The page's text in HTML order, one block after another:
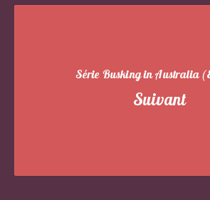
Série Busking in Australia
Suivant